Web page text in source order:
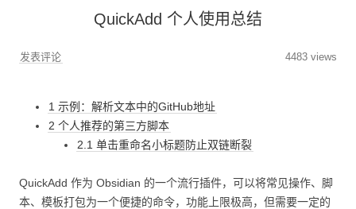
QuickAdd 个人使用总结
发表评论 4483 views
1 示例：解析文本中的GitHub地址
2 个人推荐的第三方脚本
2.1 单击重命名小标题防止双链断裂
QuickAdd 作为 Obsidian 的一个流行插件，可以将常见操作、脚
本、模板打包为一个便捷的命令，功能上限极高，但需要一定的